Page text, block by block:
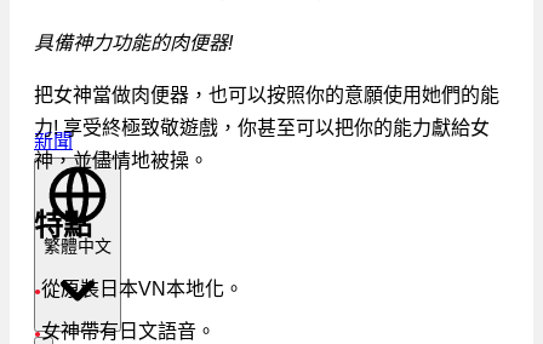
新聞
繁體中文
具備神力功能的肉便器!
把女神當做肉便器，也可以按照你的意願使用她們的能
力! 享受終極致敬遊戲，你甚至可以把你的能力獻給女
神，並儘情地被操。
特點
●從原裝日本VN本地化。
●女神帶有日文語音。